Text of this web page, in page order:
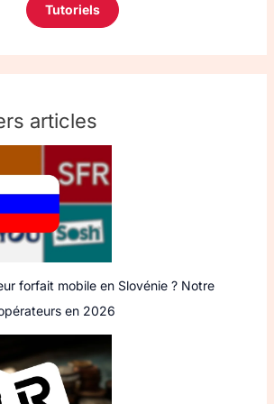
Tutoriels
articles
forfait mobile en Slovénie ? Notre
en 2026